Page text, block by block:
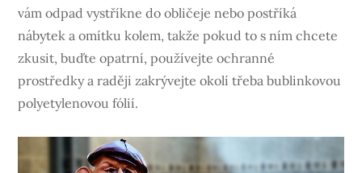
vám odpad vystříkne do obličeje nebo postříká
nábytek a omítku kolem, takže pokud to s ním chcete
zkusit, buďte opatrní, používejte ochranné
prostředky a raději zakrývejte okolí třeba bublinkovou
polyetylenovou fólií.